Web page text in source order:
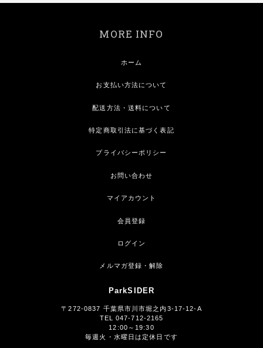
MORE INFO
ホーム
お支払い方法について
配送方法・送料について
特定商取引法に基づく表記
プライバシーポリシー
お問い合わせ
マイアカウント
会員登録
ログイン
メルマガ登録・解除
ParkSIDER
〒272-0837 千葉県市川市堀之内3-17-12-A
TEL 047-712-2165
12:00～19:30
毎週火・水曜日は定休日です